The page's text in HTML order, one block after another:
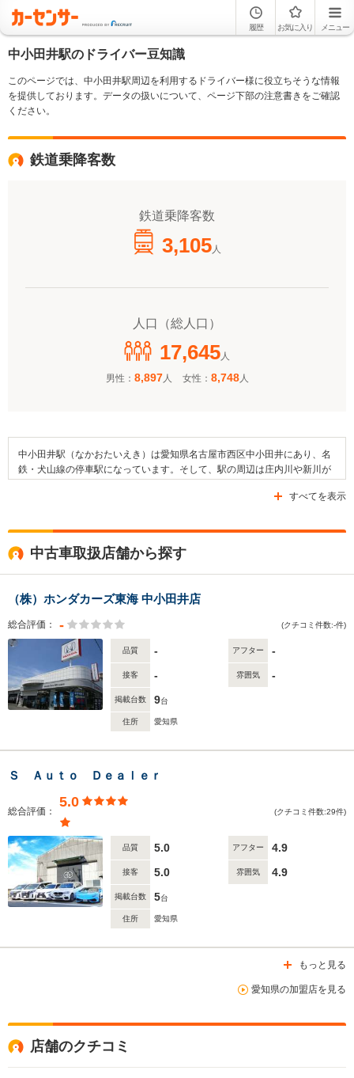
履歴 お気に入り メニュー
中小田井駅のドライバー豆知識
このページでは、中小田井駅周辺を利用するドライバー様に役立ちそうな情報
を提供しております。データの扱いについて、ページ下部の注意書きをご確認
ください。
鉄道乗降客数
鉄道乗降客数
3,105人
人口（総人口）
17,645 人
男性： 8,897人 女性： 8,748人
中小田井駅（なかおたいえき）は愛知県名古屋市西区中小田井にあり、名
鉄・犬山線の停車駅になっています。そして、駅の周辺は庄内川や新川が
寺別院幼稚園、清須市立古城小学校などの教育施設があるほか、中小田井
れています。また、東雲寺や星神社、大聖院などの寺社も建てられていま
す。なお、近隣で利用可能な主要道路としては、国道22号線や県道59号
線、県道163号線などを挙げることができます。
すべてを表示
中古車取扱店舗から探す
（株）ホンダカーズ東海 中小田井店
総合評価： - (クチコミ件数:-件)
品質 - アフター -
接客 - 雰囲気 -
掲載台数 9台
住所 愛知県
Ｓ Ａｕｔｏ Ｄｅａｌｅｒ
総合評価：
5.0
(クチコミ件数:29件)
品質 5.0 アフター 4.9
接客 5.0 雰囲気 4.9
掲載台数 5台
住所 愛知県
もっと見る
愛知県の加盟店を見る
店舗のクチコミ